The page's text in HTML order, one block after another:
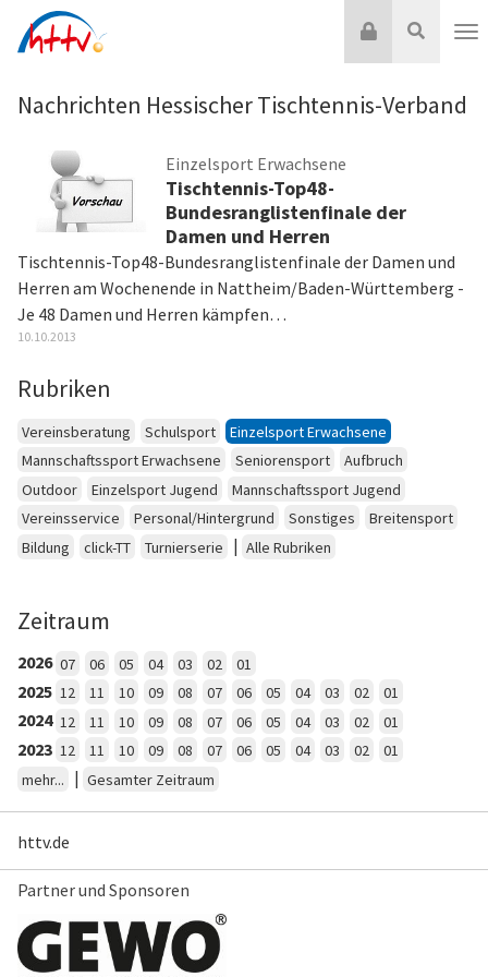
Inhalt
Suche
Login
Nachrichten Hessischer Tischtennis-Verband
Einzelsport Erwachsene
Tischtennis-Top48-
Bundesranglistenfinale der
Damen und Herren
Tischtennis-Top48-Bundesranglistenfinale der Damen und
Herren am Wochenende in Nattheim/Baden-Württemberg -
Je 48 Damen und Herren kämpfen…
10.10.2013
Rubriken
Vereinsberatung Schulsport
Einzelsport Erwachsene
Mannschaftssport Erwachsene
Seniorensport
Aufbruch
Outdoor
Einzelsport Jugend
Mannschaftssport Jugend
Vereinsservice
Personal/Hintergrund Sonstiges
Breitensport
Bildung
click-TT Turnierserie | Alle Rubriken
Zeitraum
2026 07 06 05 04 03 02 01
2025 12 11 10 09 08 07 06 05 04 03 02 01
2024 12 11 10 09 08 07 06 05 04 03 02 01
2023 12 11 10 09 08 07 06 05 04 03 02
01
mehr...
| Gesamter Zeitraum
httv.de
Partner und Sponsoren